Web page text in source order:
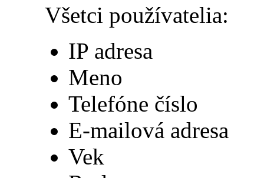
Všetci používatelia:
IP adresa
Meno
Telefóne číslo
E-mailová adresa
Vek